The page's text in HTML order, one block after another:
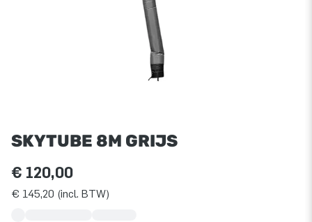
SKYTUBE 8M GRIJS
€ 120,00
€ 145,20 (incl. BTW)